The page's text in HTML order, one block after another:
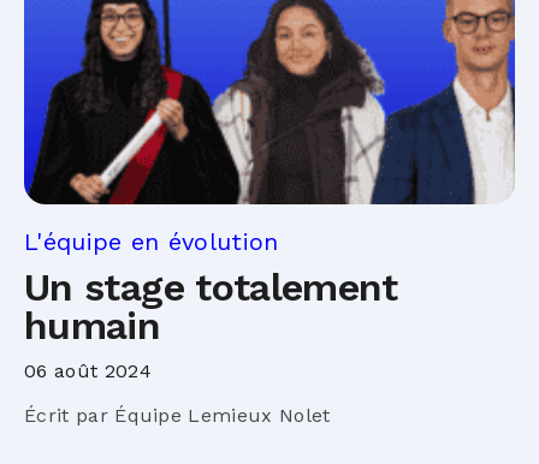
L'équipe en évolution
Un stage totalement
humain
06 août 2024
Écrit par Équipe Lemieux Nolet